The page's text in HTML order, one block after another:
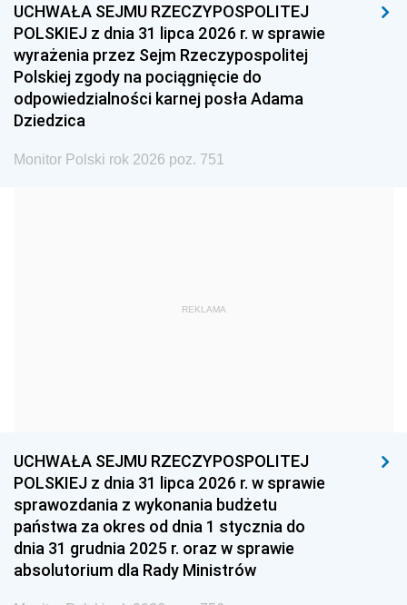
1996 1995 1994
1993 1992 1991
1990 1989
1987 1986 1985
1968
1954 1953 1952
1951 1950
1948 1947 1946
1939 1938
UCHWAŁA SEJMU RZECZYPOSPOLITEJ
POLSKIEJ z dnia 31 lipca 2026 r. w sprawie
wyrażenia przez Sejm Rzeczypospolitej
Polskiej zgody na pociągnięcie do
odpowiedzialności karnej posła Adama
Dziedzica
Monitor Polski rok 2026 poz. 751
REKLAMA
UCHWAŁA SEJMU RZECZYPOSPOLITEJ
POLSKIEJ z dnia 31 lipca 2026 r. w sprawie
sprawozdania z wykonania budżetu
państwa za okres od dnia 1 stycznia do
dnia 31 grudnia 2025 r. oraz w sprawie
absolutorium dla Rady Ministrów